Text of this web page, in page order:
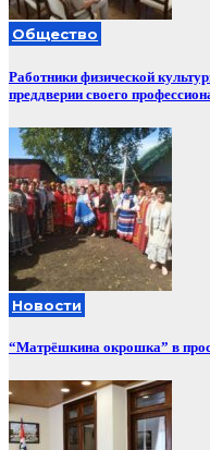
Общество
Работники физической
преддверии своего
Новости
“Матрёшкина окрошка” в